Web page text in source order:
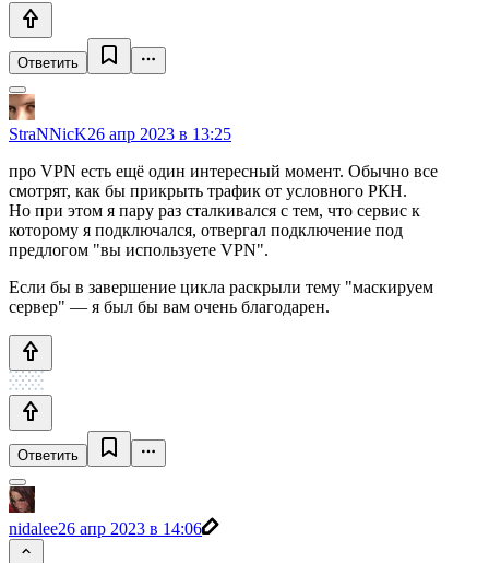
Ответить
StraNNicK26 апр 2023 в 13:25
про VPN есть ещё один интересный момент. Обычно все
смотрят, как бы прикрыть трафик от условного РКН.
Но при этом я пару раз сталкивался с тем, что сервис к
которому я подключался, отвергал подключение под
предлогом "вы используете VPN".
Если бы в завершение цикла раскрыли тему "маскируем
сервер" — я был бы вам очень благодарен.
Ответить
nidalee26 апр 2023 в 14:06